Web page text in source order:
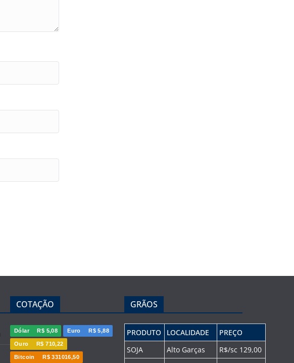
COTAÇÃO
Dólar R$ 5,08 Euro R$ 5,88
Ouro R$ 710,22
Bitcoin R$ 331016,50
GRÃOS
PRODUTO LOCALIDADE
PREÇO
SOJA
Alto Garças
R$/sc 129,00